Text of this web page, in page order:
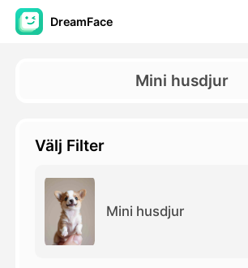
DreamFace
AI-video
Foto:
Andra verktyg
Mini husdjur
Välj Filter
Mini husdjur